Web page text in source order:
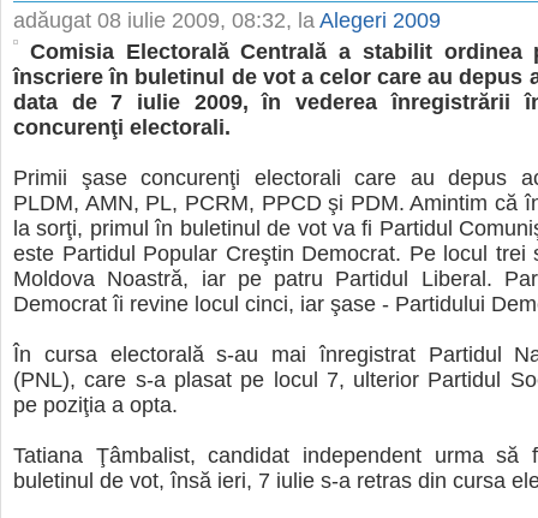
adăugat 08 iulie 2009, 08:32, la Alegeri 2009
Comisia Electorală Centrală a stabilit ordinea
înscriere în buletinul de vot a celor care au depus
data de 7 iulie 2009, în vederea înregistrării
concurenţi electorali.
Primii şase concurenţi electorali care au depus
PLDM, AMN, PL, PCRM, PPCD şi PDM. Amintim că
la sorţi, primul în buletinul de vot va fi Partidul
este Partidul Popular Creştin Democrat. Pe locul trei
Moldova Noastră, iar pe patru Partidul Liberal.
Democrat îi revine locul cinci, iar şase - Partidului
În cursa electorală s-au mai înregistrat Partidul
(PNL), care s-a plasat pe locul 7, ulterior Partidul
pe poziţia a opta.
Tatiana Ţâmbalist, candidat independent urma
buletinul de vot, însă ieri, 7 iulie s-a retras din cursa